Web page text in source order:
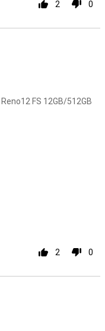
2 0
FS 12GB/512GB
2 0